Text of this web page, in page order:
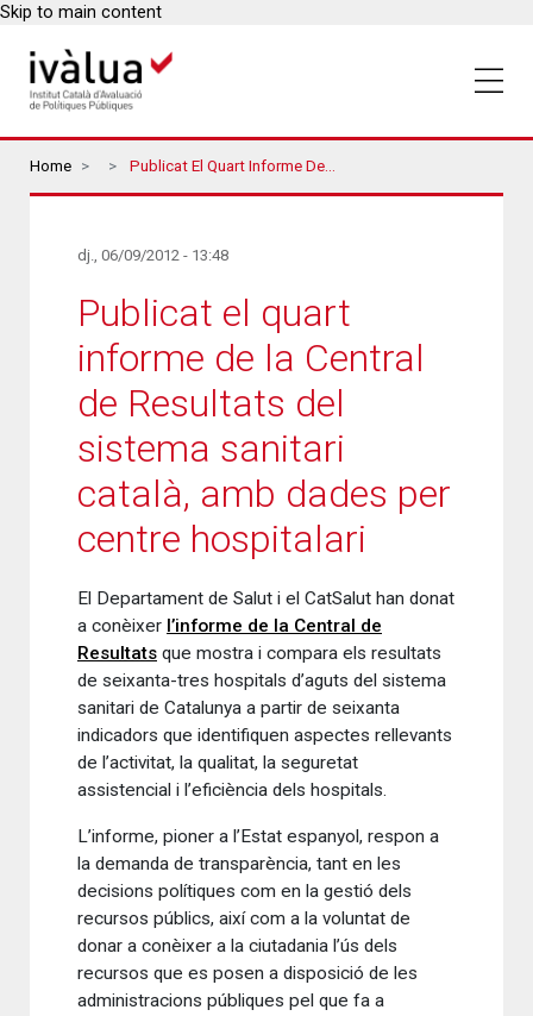
Skip to main content
Breadcrumbs
Home Publicat El Quart Informe De La Central De Resultats Del Sistema Sanitari Català, Amb Dades Per Centre Hospitalari
dj., 06/09/2012 - 13:48
Publicat el quart
informe de la Central
de Resultats del
sistema sanitari
català, amb dades per
centre hospitalari
El Departament de Salut i el CatSalut han donat
a conèixer l’informe de la Central de
Resultats que mostra i compara els resultats
de seixanta-tres hospitals d’aguts del sistema
sanitari de Catalunya a partir de seixanta
indicadors que identifiquen aspectes rellevants
de l’activitat, la qualitat, la seguretat
assistencial i l’eficiència dels hospitals.
L’informe, pioner a l’Estat espanyol, respon a
la demanda de transparència, tant en les
decisions polítiques com en la gestió dels
recursos públics, així com a la voluntat de
donar a conèixer a la ciutadania l’ús dels
recursos que es posen a disposició de les
administracions públiques pel que fa a